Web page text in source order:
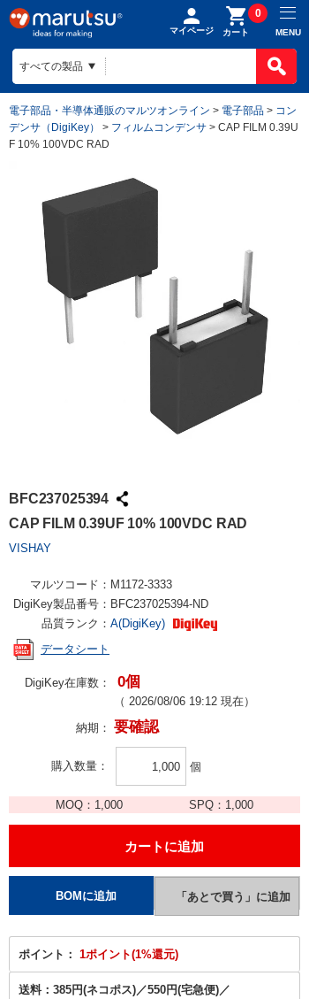
マイページ カート
0
MENU
電子部品・半導体通販のマルツオンライン > 電子部品 > コン
デンサ（DigiKey）
> フィルムコンデンサ > CAP FILM 0.39U
F 10% 100VDC RAD
BFC237025394
CAP FILM 0.39UF 10% 100VDC RAD
VISHAY
マルツコード： M1172-3333
DigiKey製品番号： BFC237025394-ND
品質ランク： A(DigiKey)
データシート
DigiKey在庫数： 0個
（ 2026/08/06 19:12 現在）
納期： 要確認
購入数量 個
MOQ： 1,000 SPQ： 1,000
ポイント： 1ポイント(1%還元)
送料： 385円(ネコポス)／550円(宅急便)／